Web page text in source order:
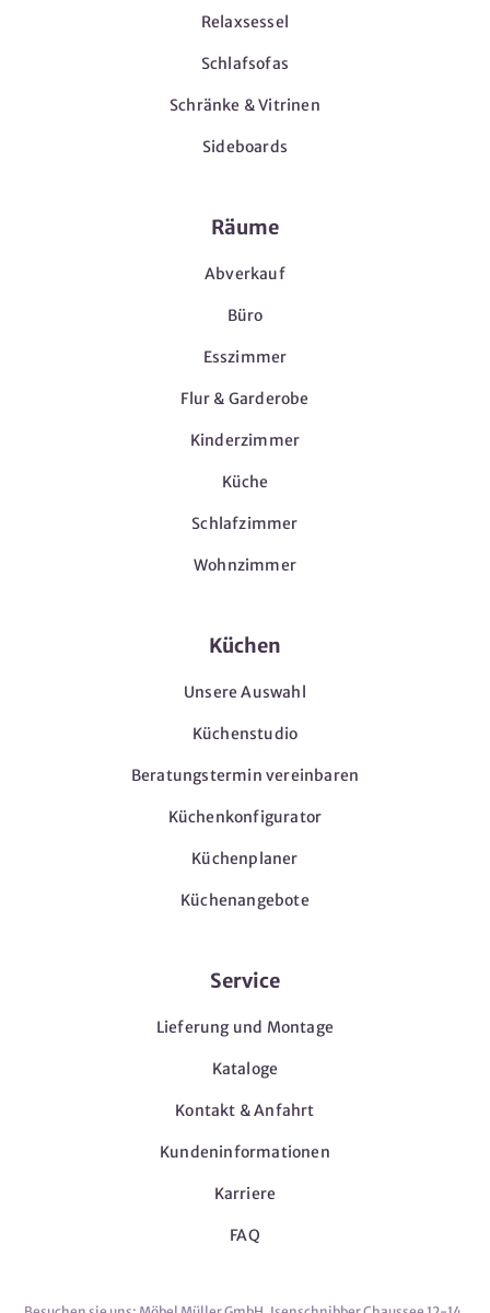
Relaxsessel
Schlafsofas
Schränke & Vitrinen
Sideboards
Räume
Abverkauf
Büro
Esszimmer
Flur & Garderobe
Kinderzimmer
Küche
Schlafzimmer
Wohnzimmer
Küchen
Unsere Auswahl
Küchenstudio
Beratungstermin vereinbaren
Küchenkonfigurator
Küchenplaner
Küchenangebote
Service
Lieferung und Montage
Kataloge
Kontakt & Anfahrt
Kundeninformationen
Karriere
FAQ